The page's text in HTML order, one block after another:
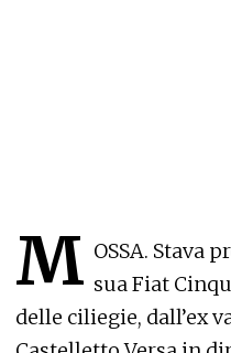
M OSSA. Stava
sua Fiat
delle ciliegie, dall’ex